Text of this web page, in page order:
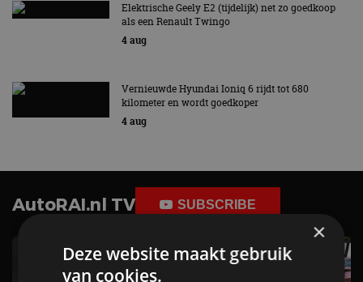
Elektrische Geely E2 (tijdelijk) net zo goedkoop
als een Renault Twingo
4 aug
Vernieuwde Hyundai Ioniq 6 rijdt tot 680
kilometer en wordt goedkoper
4 aug
AutoRAI.nl TV SUBSCRIBE
×
Deze website maakt gebruik
van cookies.